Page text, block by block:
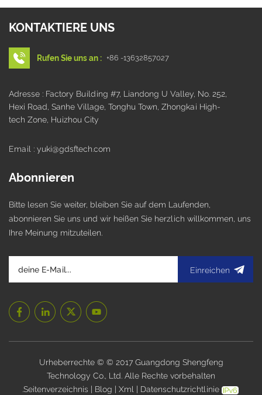
KONTAKTIERE UNS
Rufen Sie uns an : +86 -13632857027
Adresse : Factory Building #7, Liandong U Valley, No. 252,
Hexi Road, Sanhe Village, Tonghu Town, Zhongkai High-
tech Zone, Huizhou City
Email : yuki@gdsftech.com
Abonnieren
Bitte lesen Sie weiter, bleiben Sie auf dem Laufenden,
abonnieren Sie uns und wir heißen Sie herzlich willkommen, uns
Ihre Meinung mitzuteilen.
Einreichen
Urheberrechte © © 2017 Guangdong Shengfeng
Technology Co., Ltd. Alle Rechte vorbehalten
.Seitenverzeichnis Blog Xml| Datenschutzrichtlinie